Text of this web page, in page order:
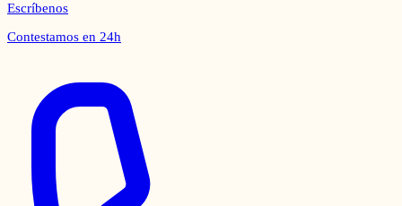
Escríbenos
Contestamos en 24h